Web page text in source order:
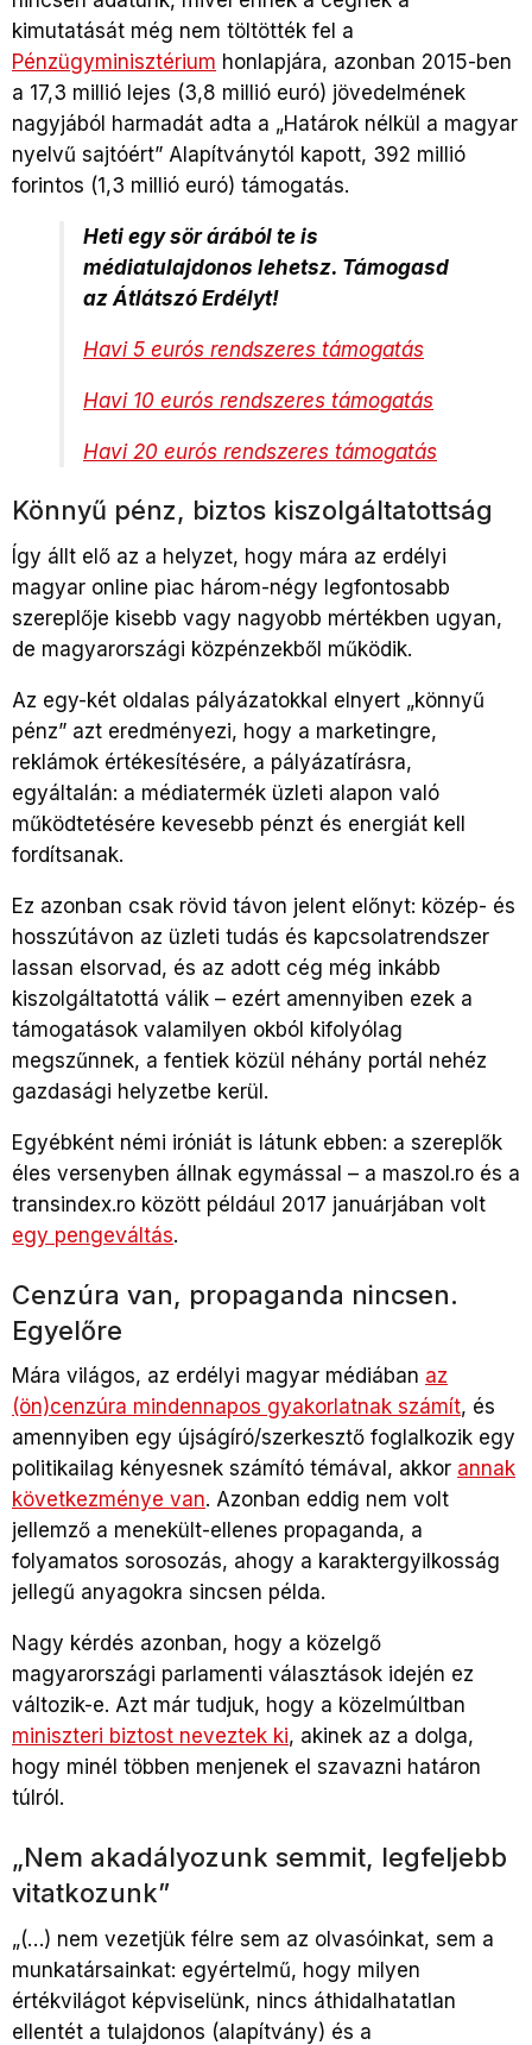
kimutatását még nem töltötték fel a
Pénzügyminisztérium honlapjára, azonban 2015-ben
a 17,3 millió lejes (3,8 millió euró) jövedelmének
nagyjából harmadát adta a „Határok nélkül a magyar
nyelvű sajtóért” Alapítványtól kapott, 392 millió
forintos (1,3 millió euró) támogatás.
Heti egy sör árából te is
médiatulajdonos lehetsz. Támogasd
az Átlátszó Erdélyt!
Havi 5 eurós rendszeres támogatás
Havi 10 eurós rendszeres támogatás
Havi 20 eurós rendszeres támogatás
Könnyű pénz, biztos kiszolgáltatottság
Így állt elő az a helyzet, hogy mára az erdélyi
magyar online piac három-négy legfontosabb
szereplője kisebb vagy nagyobb mértékben ugyan,
de magyarországi közpénzekből működik.
Az egy-két oldalas pályázatokkal elnyert „könnyű
pénz” azt eredményezi, hogy a marketingre,
reklámok értékesítésére, a pályázatírásra,
egyáltalán: a médiatermék üzleti alapon való
működtetésére kevesebb pénzt és energiát kell
fordítsanak.
Ez azonban csak rövid távon jelent előnyt: közép- és
hosszútávon az üzleti tudás és kapcsolatrendszer
lassan elsorvad, és az adott cég még inkább
kiszolgáltatottá válik – ezért amennyiben ezek a
támogatások valamilyen okból kifolyólag
megszűnnek, a fentiek közül néhány portál nehéz
gazdasági helyzetbe kerül.
Egyébként némi iróniát is látunk ebben: a szereplők
éles versenyben állnak egymással – a maszol.ro és a
transindex.ro között például 2017 januárjában volt
egy pengeváltás.
Cenzúra van, propaganda nincsen.
Egyelőre
Mára világos, az erdélyi magyar médiában az
(ön)cenzúra mindennapos gyakorlatnak számít, és
amennyiben egy újságíró/szerkesztő foglalkozik egy
politikailag kényesnek számító témával, akkor annak
következménye van. Azonban eddig nem volt
jellemző a menekült-ellenes propaganda, a
folyamatos sorosozás, ahogy a karaktergyilkosság
jellegű anyagokra sincsen példa.
Nagy kérdés azonban, hogy a közelgő
magyarországi parlamenti választások idején ez
változik-e. Azt már tudjuk, hogy a közelmúltban
miniszteri biztost neveztek ki, akinek az a dolga,
hogy minél többen menjenek el szavazni határon
túlról.
„Nem akadályozunk semmit, legfeljebb
vitatkozunk”
„(…) nem vezetjük félre sem az olvasóinkat, sem a
munkatársainkat: egyértelmű, hogy milyen
értékvilágot képviselünk, nincs áthidalhatatlan
ellentét a tulajdonos (alapítvány) és a